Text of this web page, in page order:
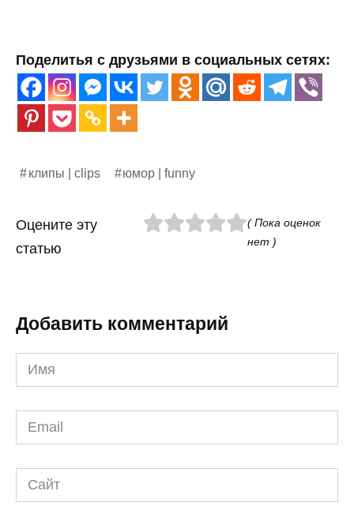
Поделитья с друзьями в социальных сетях:
клипы | clips юмор | funny
Оцените эту
статью
( Пока оценок
нет )
Добавить комментарий
Имя
*
Email
*
Сайт